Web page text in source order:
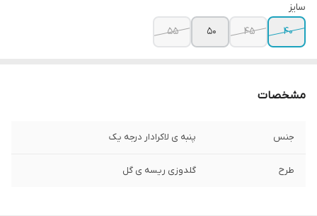
سایز
۴۰
۴۵ ۵۰ ۵۵
مشخصات
جنس پنبه ی لاکرادار درجه یک
طرح گلدوزی ریسه ی گل